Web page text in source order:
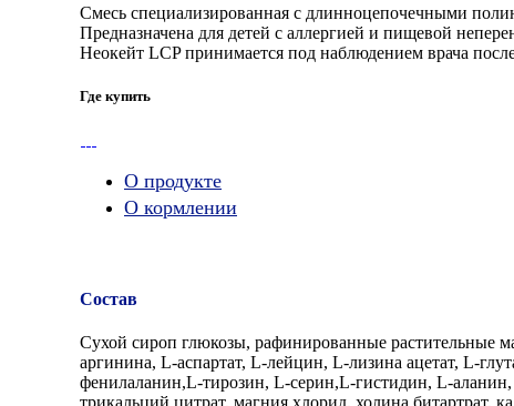
Смесь специализированная с длинноцепочечными
Предназначена для детей с аллергией и пищевой
Неокейт LCP принимается под наблюдением врача
Где купить
О продукте
О кормлении
Состав
Сухой сироп глюкозы, рафинированные растительные
аргинина, L-аспартат, L-лейцин, L-лизина ацетат, L-
фенилаланин,L-тирозин, L-серин,L-гистидин, L-
трикальций цитрат, магния хлорид, холина битартрат,